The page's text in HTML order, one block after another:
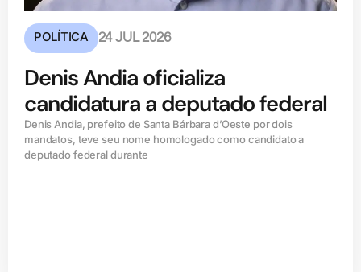
POLÍTICA 24 JUL 2026
Denis Andia oficializa
candidatura a deputado federal
Denis Andia, prefeito de Santa Bárbara d’Oeste por dois
mandatos, teve seu nome homologado como candidato a
deputado federal durante